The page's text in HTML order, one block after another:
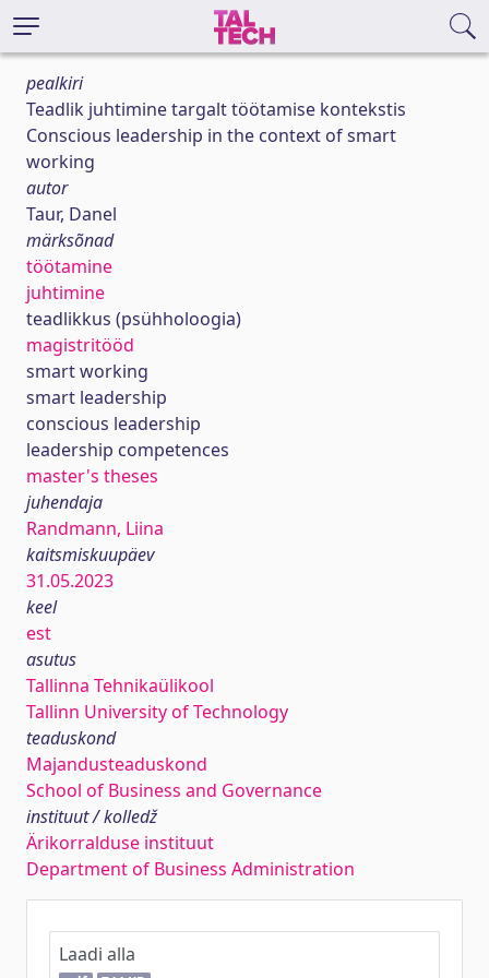
pealkiri
Teadlik juhtimine targalt töötamise kontekstis
Conscious leadership in the context of smart
working
autor
Taur, Danel
märksõnad
töötamine
juhtimine
teadlikkus (psühholoogia)
magistritööd
smart working
smart leadership
conscious leadership
leadership competences
master's theses
juhendaja
Randmann, Liina
kaitsmiskuupäev
31.05.2023
keel
est
asutus
Tallinna Tehnikaülikool
Tallinn University of Technology
teaduskond
Majandusteaduskond
School of Business and Governance
instituut / kolledž
Ärikorralduse instituut
Department of Business Administration
Laadi alla